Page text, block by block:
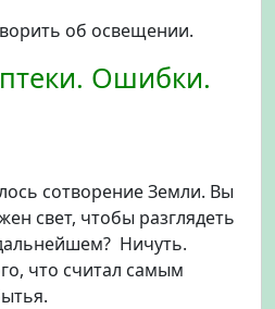
об освещении.
Ошибки.
сотворение Земли. Вы
свет, чтобы разглядеть
Ничуть.
что считал самым